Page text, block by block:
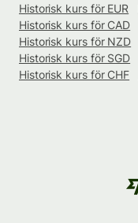
Historisk kurs för EUR
Historisk kurs för CAD
Historisk kurs för NZD
Historisk kurs för SGD
Historisk kurs för CHF